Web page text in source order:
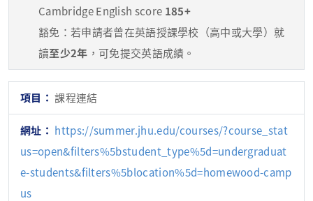
Cambridge English score 185+
豁免：若申請者曾在英語授課學校（高中或大學）就
讀至少2年 ，可免提交英語成績。
課程連結
https://summer.jhu.edu/courses/?course_stat
us=open&filters%5bstudent_type%5d=undergraduat
e-students&filters%5blocation%5d=homewood-camp
us